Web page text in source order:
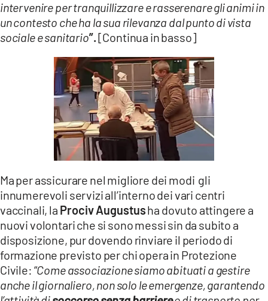
intervenire per tranquillizzare e rasserenare gli animi in
un contesto che ha la sua rilevanza dal punto di vista
sociale e sanitario”.[Continua in basso]
Ma per assicurare nel migliore dei modi gli
innumerevoli servizi all’interno dei vari centri
vaccinali, la Prociv Augustusha dovuto attingere a
nuovi volontari che si sono messi sin da subito a
disposizione, pur dovendo rinviare il periodo di
formazione previsto per chi opera in Protezione
Civile: “Come associazione siamo abituati a gestire
anche il giornaliero, non solo le emergenze, garantendo